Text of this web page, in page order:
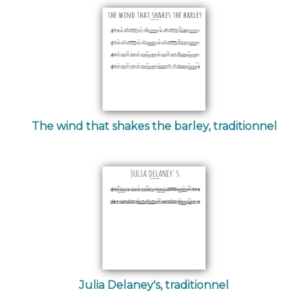
The wind that shakes the barley, traditionnel
Julia Delaney's, traditionnel